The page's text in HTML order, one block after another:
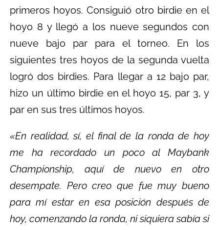
primeros hoyos. Consiguió otro birdie en el
hoyo 8 y llegó a los nueve segundos con
nueve bajo par para el torneo. En los
siguientes tres hoyos de la segunda vuelta
logró dos birdies. Para llegar a 12 bajo par,
hizo un último birdie en el hoyo 15, par 3, y
par en sus tres últimos hoyos.
«En realidad, sí, el final de la ronda de hoy
me ha recordado un poco al Maybank
Championship, aquí de nuevo en otro
desempate. Pero creo que fue muy bueno
para mí estar en esa posición después de
hoy, comenzando la ronda, ni siquiera sabía si